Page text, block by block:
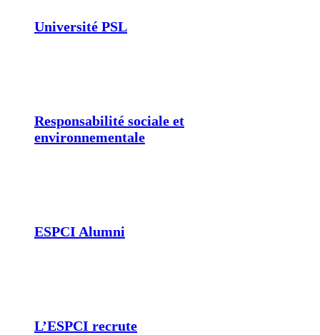
Université PSL
Responsabilité sociale et
environnementale
ESPCI Alumni
L’ESPCI recrute